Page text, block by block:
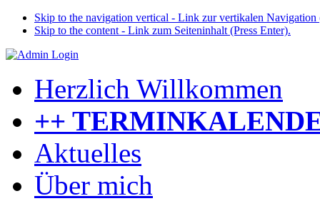
Skip to the navigation vertical - Link zur vertikalen Navigation
Skip to the content - Link zum Seiteninhalt (Press Enter).
Herzlich Willkommen
++
Aktuelles
Über mich